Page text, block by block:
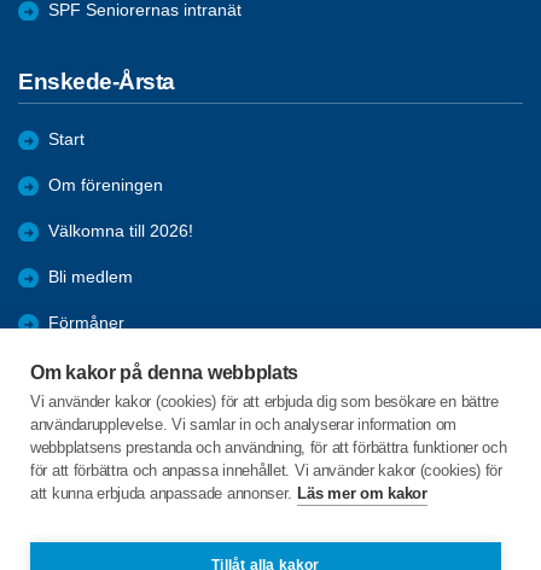
Om kakor på denna webbplats
Vi använder kakor (cookies) för att erbjuda dig som besökare en bättre
användarupplevelse. Vi samlar in och analyserar information om
webbplatsens prestanda och användning, för att förbättra funktioner och
för att förbättra och anpassa innehållet. Vi använder kakor (cookies) för
att kunna erbjuda anpassade annonser. Läs mer om kakor
Tillåt alla kakor
SPF Seniorernas intranät
Enskede-Årsta
Start
Om föreningen
Välkomna till 2026!
Bli medlem
Förmåner
Kalendarium
Kommande aktiviteter
Digitala tips